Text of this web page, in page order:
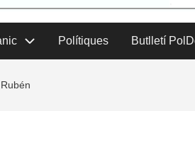
Polítiques Butlletí